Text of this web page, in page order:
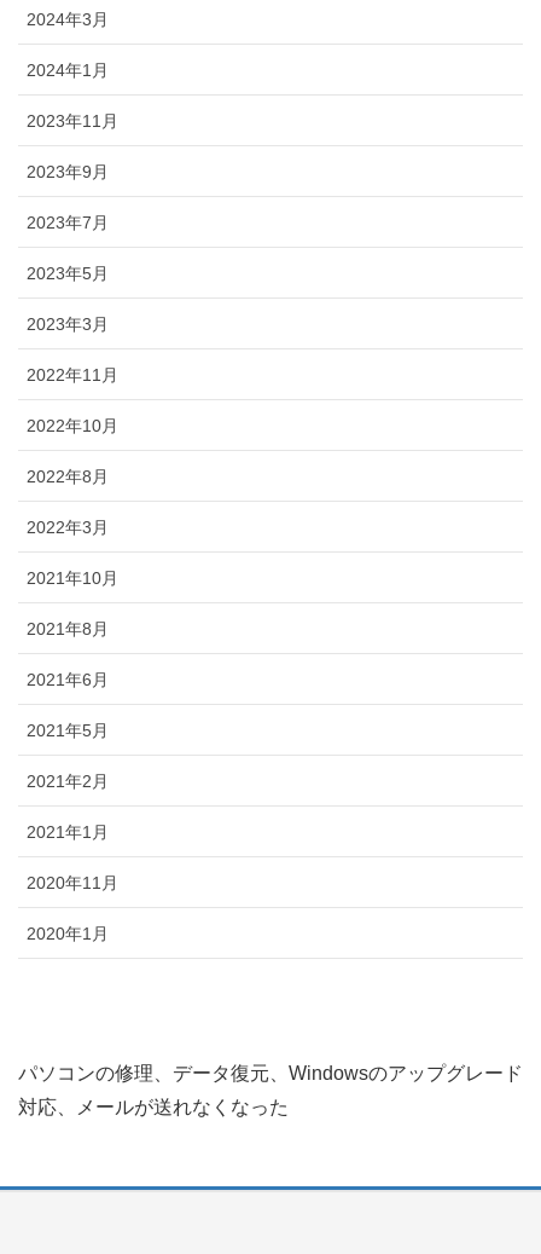
2024年3月
2024年1月
2023年11月
2023年9月
2023年7月
2023年5月
2023年3月
2022年11月
2022年10月
2022年8月
2022年3月
2021年10月
2021年8月
2021年6月
2021年5月
2021年2月
2021年1月
2020年11月
2020年1月
パソコンの修理、データ復元、Windowsのアップグレード
対応、メールが送れなくなった